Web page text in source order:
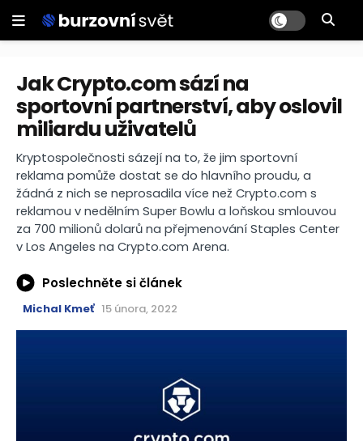
Jak Crypto.com sází na
sportovní partnerství, aby oslovil
miliardu uživatelů
Kryptospolečnosti sázejí na to, že jim sportovní
reklama pomůže dostat se do hlavního proudu, a
žádná z nich se neprosadila více než Crypto.com s
reklamou v nedělním Super Bowlu a loňskou smlouvou
za 700 milionů dolarů na přejmenování Staples Center
v Los Angeles na Crypto.com Arena.
Poslechněte si článek
Michal Kmeť 15 února, 2022